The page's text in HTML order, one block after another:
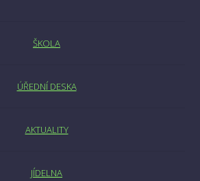
ŠKOLA
ÚŘEDNÍ DESKA
AKTUALITY
JÍDELNA